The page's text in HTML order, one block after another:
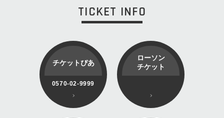
TICKET INFO
チケットぴあ
0570-02-9999
ローソン
チケット